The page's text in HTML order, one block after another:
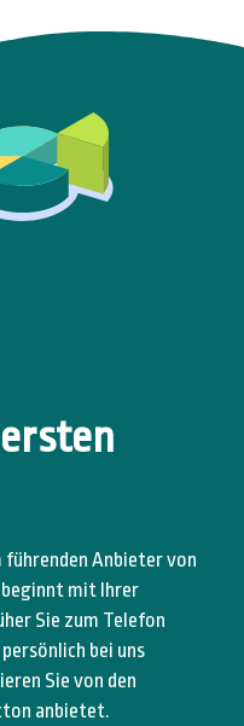
führenden Anbieter von
mit Ihrer
Sie zum Telefon
bei uns
Sie von den
anbietet.